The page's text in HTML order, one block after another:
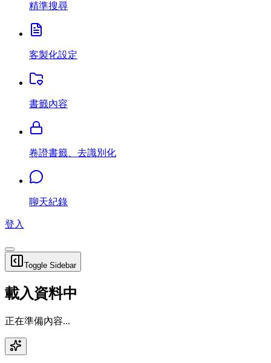
精準搜尋
客製化設定
書籤內容
卷證書籤、去識別化
聊天紀錄
登入
Toggle Sidebar
載入資料中
正在準備內容...